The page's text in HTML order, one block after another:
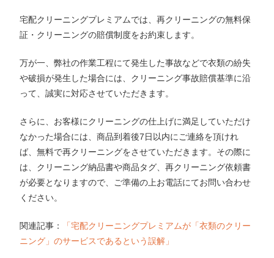
宅配クリーニングプレミアムでは、再クリーニングの無料保
証・クリーニングの賠償制度をお約束します。
万が一、弊社の作業工程にて発生した事故などで衣類の紛失
や破損が発生した場合には、クリーニング事故賠償基準に沿
って、誠実に対応させていただきます。
さらに、お客様にクリーニングの仕上げに満足していただけ
なかった場合には、商品到着後7日以内にご連絡を頂けれ
ば、無料で再クリーニングをさせていただきます。その際に
は、クリーニング納品書や商品タグ、再クリーニング依頼書
が必要となりますので、ご準備の上お電話にてお問い合わせ
ください。
関連記事：
「宅配クリーニングプレミアムが「衣類のクリー
ニング」のサービスであるという誤解」